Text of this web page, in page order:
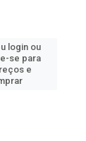
login ou
se para
e